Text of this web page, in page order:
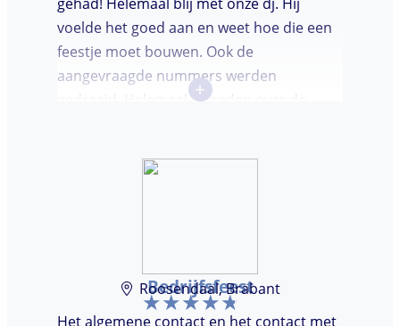
voelde het goed aan en weet hoe die een
feestje moet bouwen. Ook de
aangevraagde nummers werden
gedraaid. Helemaal tevreden over de
+
Bedrijfsfeest
Roosendaal, Brabant
Het algemene contact en het contact met